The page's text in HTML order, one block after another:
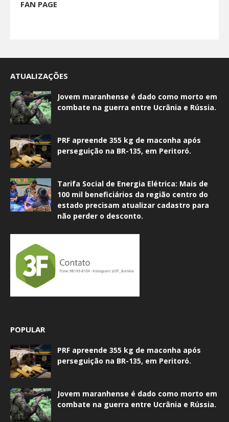
FAN PAGE
ATUALIZAÇÕES
Jovem maranhense é dado como morto em
combate na guerra entre Ucrânia e Rússia.
PRF apreende 355 kg de maconha após
perseguição na BR-135, em Peritoró.
Tarifa Social de Energia Elétrica: Mais de
100 mil beneficiários da região centro do
estado precisam atualizar cadastro para
não perder o desconto.
POPULAR
PRF apreende 355 kg de maconha após
perseguição na BR-135, em Peritoró.
Jovem maranhense é dado como morto em
combate na guerra entre Ucrânia e Rússia.